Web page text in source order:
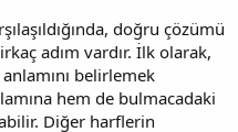
doğru çözümü
adım vardır. İlk olarak,
belirlemek
hem de bulmacadaki
Diğer harflerin